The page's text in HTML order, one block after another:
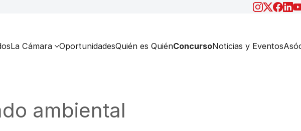
La Cámara OportunidadesQuién es QuiénConcursoNoticias y Eventos
ambiental